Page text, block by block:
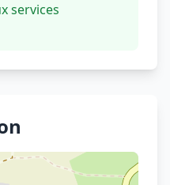
services
sur OpenStreetMap